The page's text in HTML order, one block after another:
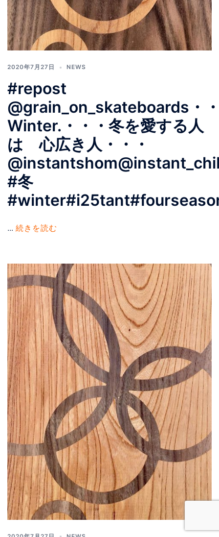
2020年7月27日 NEWS
#repost
@grain_on_skateboards・
Winter.・・・冬を愛する人
は 心広き人・・・
#冬
... 続きを読む